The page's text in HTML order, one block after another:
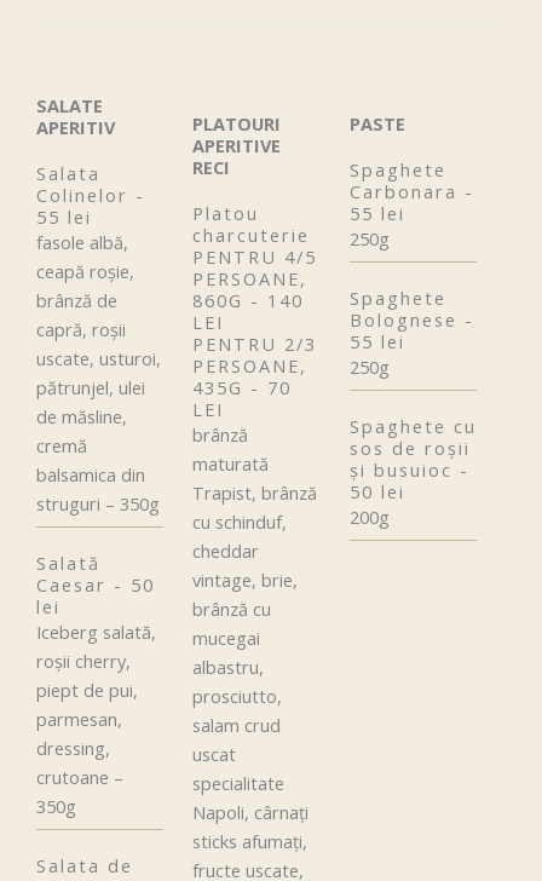
SALATE
APERITIV
Salata
Colinelor -
55 lei
fasole albă,
ceapă roșie,
brânză de
capră, roșii
uscate, usturoi,
pătrunjel, ulei
de măsline,
cremă
balsamica din
struguri – 350g
Salată
Caesar - 50
lei
Iceberg salată,
roșii cherry,
piept de pui,
parmesan,
dressing,
crutoane –
350g
Salata de
PLATOURI
APERITIVE
RECI
Platou
charcuterie
PENTRU 4/5
PERSOANE,
860G - 140
LEI
PENTRU 2/3
PERSOANE,
435G - 70
LEI
brânză
maturată
Trapist, brânză
cu schinduf,
cheddar
vintage, brie,
brânză cu
mucegai
albastru,
prosciutto,
salam crud
uscat
specialitate
Napoli, cârnați
sticks afumaţi,
fructe uscate,
PASTE
Spaghete
Carbonara -
55 lei
250g
Spaghete
Bolognese -
55 lei
250g
Spaghete cu
sos de roșii
și busuioc -
50 lei
200g